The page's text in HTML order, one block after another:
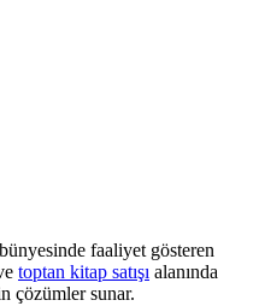
faaliyet gösteren
toptan kitap satışı alanında
çözümler sunar.